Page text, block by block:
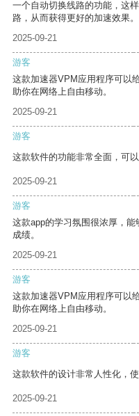
一个自动切换线路的功能，这
路，从而获得更好的加速效果。
2025-09-21
游客
这款加速器VPM应用程序可以
助你在网络上自由移动。
2025-09-21
游客
这款软件的功能非常全面，可以
2025-09-21
游客
这款app的学习氛围很浓厚，
成绩。
2025-09-21
游客
这款加速器VPM应用程序可以
助你在网络上自由移动。
2025-09-21
游客
这款软件的设计非常人性化，使
2025-09-21